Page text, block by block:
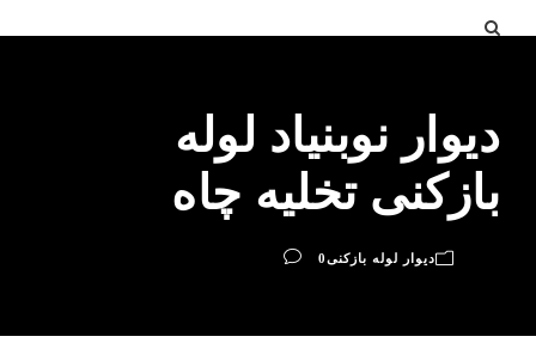
دیوار نوبنیاد لوله
بازکنی تخلیه چاه
دیوار لوله بازکنی0